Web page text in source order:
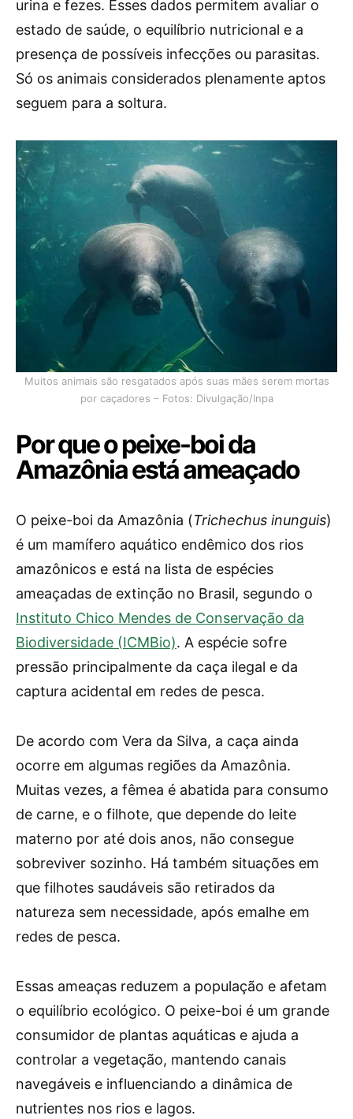
urina e fezes. Esses dados permitem avaliar o
estado de saúde, o equilíbrio nutricional e a
presença de possíveis infecções ou parasitas.
Só os animais considerados plenamente aptos
seguem para a soltura.
Muitos animais são resgatados após suas mães serem mortas
por caçadores – Fotos: Divulgação/Inpa
Por que o peixe-boi da
Amazônia está ameaçado
O peixe-boi da Amazônia (Trichechus inunguis)
é um mamífero aquático endêmico dos rios
amazônicos e está na lista de espécies
ameaçadas de extinção no Brasil, segundo o
Instituto Chico Mendes de Conservação da
Biodiversidade (ICMBio). A espécie sofre
pressão principalmente da caça ilegal e da
captura acidental em redes de pesca.
De acordo com Vera da Silva, a caça ainda
ocorre em algumas regiões da Amazônia.
Muitas vezes, a fêmea é abatida para consumo
de carne, e o filhote, que depende do leite
materno por até dois anos, não consegue
sobreviver sozinho. Há também situações em
que filhotes saudáveis são retirados da
natureza sem necessidade, após emalhe em
redes de pesca.
Essas ameaças reduzem a população e afetam
o equilíbrio ecológico. O peixe-boi é um grande
consumidor de plantas aquáticas e ajuda a
controlar a vegetação, mantendo canais
navegáveis e influenciando a dinâmica de
nutrientes nos rios e lagos.